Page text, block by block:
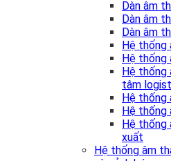
Dàn âm
Dàn âm
Dàn âm
Hệ thống
Hệ
Hệ thống
tâm
Hệ thống
Hệ thống
Hệ thống
xuất
Hệ thống âm